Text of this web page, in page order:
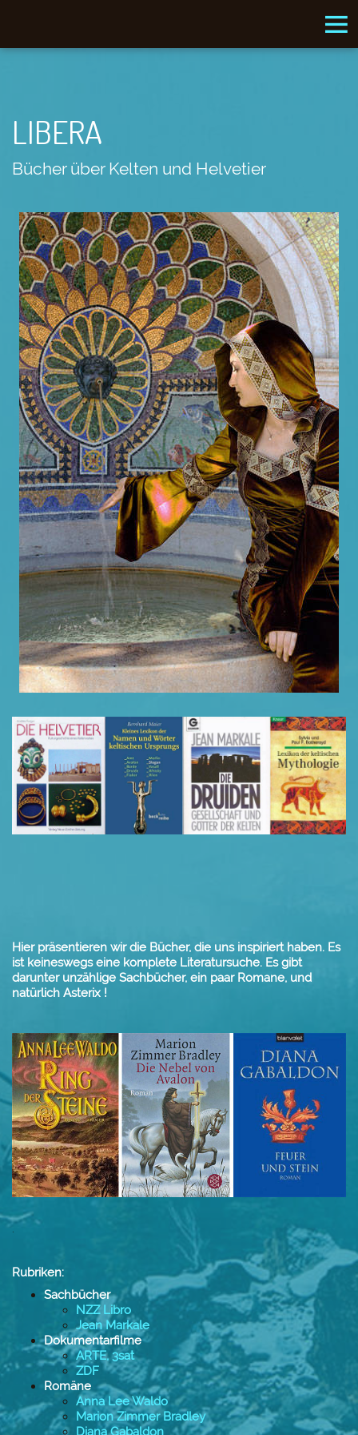
LIBERA
Bücher über Kelten und Helvetier
Hier präsentieren wir die Bücher, die uns inspiriert haben. Es
ist keineswegs eine komplete Literatursuche. Es gibt
darunter unzählige Sachbücher, ein paar Romane, und
natürlich Asterix !
Rubriken:
Sachbücher
NZZ Libro
Jean Markale
Dokumentarfilme
ARTE, 3sat
ZDF
Romäne
Anna Lee Waldo
Marion Zimmer Bradley
Diana Gabaldon